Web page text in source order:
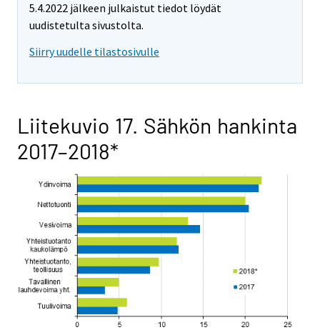
5.4.2022 jälkeen julkaistut tiedot löydät
uudistetulta sivustolta.
Siirry uudelle tilastosivulle
Liitekuvio 17. Sähkön hankinta
2017–2018*